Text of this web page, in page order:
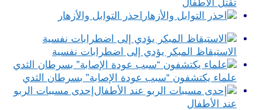
تقتل الأطفال
احذر التوابل والأزهار
الاستيقاظ المبكر يؤدي إلى اضطرابات نفسية
علماء يكتشفون “سبب عودة الإصابة” بسرطان الثدي
إحدى مسببات الربو
عند الأطفال